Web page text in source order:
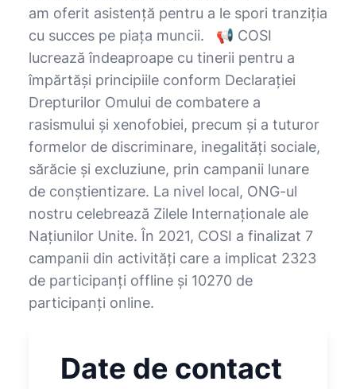
am oferit asistență pentru a le spori tranziția
cu succes pe piața muncii. 📢 COSI
lucrează îndeaproape cu tinerii pentru a
împărtăși principiile conform Declarației
Drepturilor Omului de combatere a
rasismului și xenofobiei, precum și a tuturor
formelor de discriminare, inegalități sociale,
sărăcie și excluziune, prin campanii lunare
de conștientizare. La nivel local, ONG-ul
nostru celebrează Zilele Internaționale ale
Națiunilor Unite. În 2021, COSI a finalizat 7
campanii din activități care a implicat 2323
de participanți offline și 10270 de
participanți online.
Date de contact